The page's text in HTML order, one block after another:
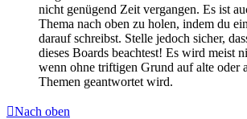
nicht genügend Zeit vergangen. Es ist
Thema nach oben zu holen, indem du
darauf schreibst. Stelle jedoch sicher,
dieses Boards beachtest! Es wird meist
wenn ohne triftigen Grund auf alte oder
Themen geantwortet wird.
Nach oben